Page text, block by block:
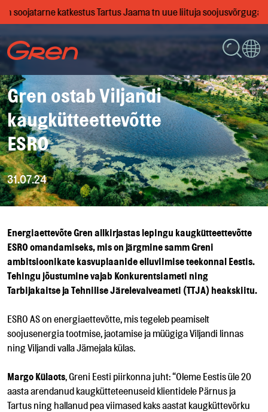
soojatarne katkestus Tartus Jaama tn uue liituja soojusvõrguga
Gren ostab Viljandi
kaugkütteettevõtte
ESRO
31.07.24
Energiaettevõte Gren allkirjastas lepingu kaugkütteettevõtte
ESRO omandamiseks, mis on järgmine samm Greni
ambitsioonikate kasvuplaanide elluviimise teekonnal Eestis.
Tehingu jõustumine vajab Konkurentsiameti ning
Tarbijakaitse ja Tehnilise Järelevalveameti (TTJA) heakskiitu.
ESRO AS on energiaettevõtte, mis tegeleb peamiselt
soojusenergia tootmise, jaotamise ja müügiga Viljandi linnas
ning Viljandi valla Jämejala külas.
Margo Külaots, Greni Eesti piirkonna juht: “Oleme Eestis üle 20
aasta arendanud kaugkütteteenuseid klientidele Pärnus ja
Tartus ning hallanud pea viimased kaks aastat kaugküttevõrku